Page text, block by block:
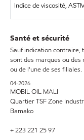
Indice de viscosité,
Santé et sécurité
Sauf indication contraire,
sont des marques ou
ou de l'une de ses filiales.
04-2026
MOBIL OIL MALI
Quartier TSF Zone
Bamako
+ 223 221 25 97